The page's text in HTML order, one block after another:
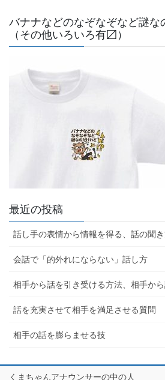
バナナなどのなぞなぞなど謎な
（その他いろいろ有〼）
最近の投稿
話し手の表情から情報を得る、話の聞
会話で「的外れにならない」話し方
相手から話を引き受ける方法、相手か
話を充実させて相手を満足させる質問
相手の話を膨らませる技
くまちゃんアナウンサーの中の人